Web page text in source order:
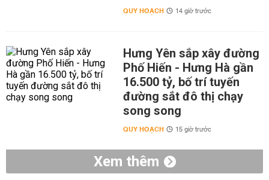
QUY HOẠCH 14 giờ trước
Hưng Yên sắp xây đường
Phố Hiến - Hưng Hà gần
16.500 tỷ, bố trí tuyến
đường sắt đô thị chạy
song song
QUY HOẠCH 15 giờ trước
Xem thêm